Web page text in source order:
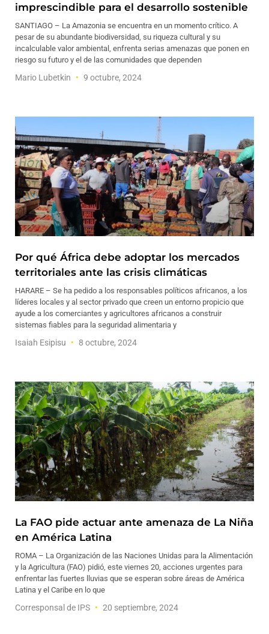
imprescindible para el desarrollo sostenible
SANTIAGO – La Amazonia se encuentra en un momento crítico. A
pesar de su abundante biodiversidad, su riqueza cultural y su
incalculable valor ambiental, enfrenta serias amenazas que ponen en
riesgo su futuro y el de las comunidades que dependen
Mario Lubetkin 9 octubre, 2024
Por qué África debe adoptar los mercados
territoriales ante las crisis climáticas
HARARE – Se ha pedido a los responsables políticos africanos, a los
líderes locales y al sector privado que creen un entorno propicio que
ayude a los comerciantes y agricultores africanos a construir
sistemas fiables para la seguridad alimentaria y
Isaiah Esipisu 8 octubre, 2024
La FAO pide actuar ante amenaza de La Niña
en América Latina
ROMA – La Organización de las Naciones Unidas para la Alimentación
y la Agricultura (FAO) pidió, este viernes 20, acciones urgentes para
enfrentar las fuertes lluvias que se esperan sobre áreas de América
Latina y el Caribe en lo que
Corresponsal de IPS 20 septiembre, 2024